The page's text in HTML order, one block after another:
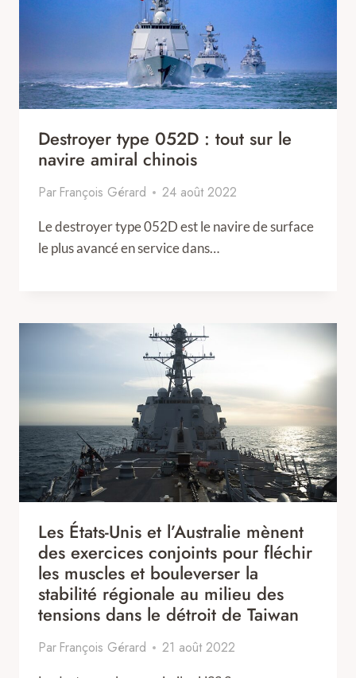
Destroyer type 052D : tout sur le
navire amiral chinois
Par François Gérard 24 août 2022
Le destroyer type 052D est le navire de surface
le plus avancé en service dans…
Les États-Unis et l’Australie mènent
des exercices conjoints pour fléchir
les muscles et bouleverser la
stabilité régionale au milieu des
tensions dans le détroit de Taiwan
Par François Gérard 21 août 2022